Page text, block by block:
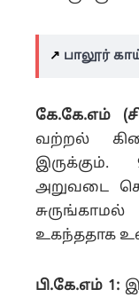
↗️ பாலூர்
கே.கே.எம்
வற்றல்
அறுவடை
உகந்ததாக
பி.கே.எம் 1: